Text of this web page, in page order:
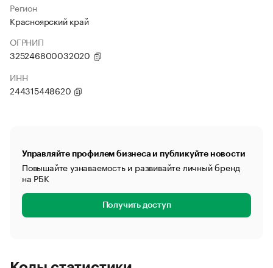
Регион
Красноярский край
ОГРНИП
325246800032020
ИНН
244315448620
Управляйте профилем бизнеса и публикуйте новости
Повышайте узнаваемость и развивайте личный бренд
на РБК
Получить доступ